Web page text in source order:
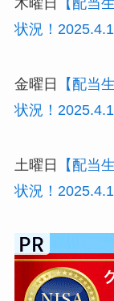
木曜日
【配当
状況！
金曜日
【配当
状況！
土曜日
【配当
状況！